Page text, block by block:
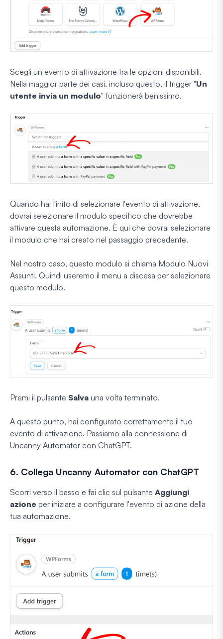
Scegli un evento di attivazione tra le opzioni disponibili.
Nella maggior parte dei casi, incluso questo, il trigger "Un
utente invia un modulo" funzionerà benissimo.
Quando hai finito di selezionare l'evento di attivazione,
dovrai selezionare il modulo specifico che dovrebbe
attivare questa automazione. È qui che dovrai selezionare
il modulo che hai creato nel passaggio precedente.
Nel nostro caso, questo modulo si chiama Modulo Nuovi
Assunti. Quindi useremo il menu a discesa per selezionare
questo modulo.
Premi il pulsante Salva una volta terminato.
A questo punto, hai configurato correttamente il tuo
evento di attivazione. Passiamo alla connessione di
Uncanny Automator con ChatGPT.
6. Collega Uncanny Automator con ChatGPT
Scorri verso il basso e fai clic sul pulsante Aggiungi
azione per iniziare a configurare l'evento di azione della
tua automazione.